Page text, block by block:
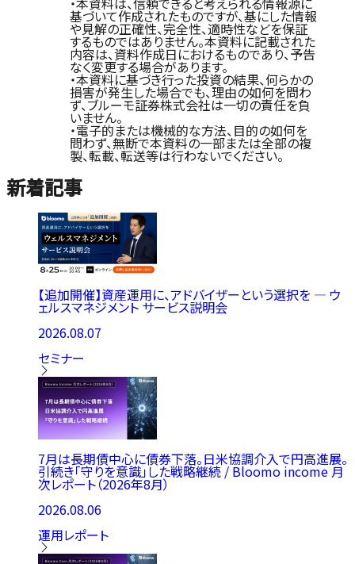
基づいて作成されたものですが、基にした情報
や見解の正確性、完全性、適時性などを保証
するものではありません。本資料に記載された
内容は、資料作成日におけるものであり、予告
なく変更する場合があります。
・本資料に基づき行った投資の結果、何らかの
損害が発生した場合でも、理由の如何を問わ
ず、ブルーモ証券株式会社は一切の責任を負
いません。
・電子的または機械的な方法、目的の如何を
問わず、無断で本資料の一部または全部の複
製、転載、転送等は行わないでください。
新着記事
【追加開催】資産運用に、アドバイザーという選択を ― ウ
ェルスマネジメント サービス説明会
2026.08.07
セミナー
7月は長期債中心に債券下落。日米協調介入で円高進展。
引続き「守りを意識」した戦略継続 / Bloomo income 月
次レポート（2026年8月）
2026.08.06
運用レポート